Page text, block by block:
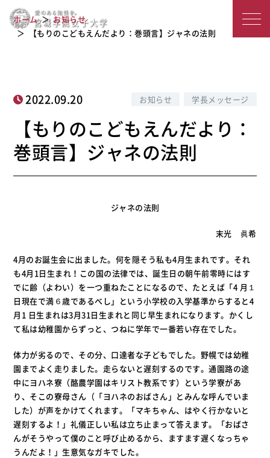
城
子
大
学
【もりのこどもえんだより：巻頭言】
ジャネの法則
ホーム
お知らせ
【もりのこどもえんだより：巻頭言】ジャネの法則
2022.09.20 お知らせ 学長メッセージ
【もりのこどもえんだより：
巻頭言】ジャネの法則
ジャネの法則
末光 眞希
4月のお誕生会に出ました。何を隠そう私も4月生まれです。それ
も4月1日生まれ！この国の法律では、誕生日の朝午前零時にはす
でに齢（よわい）を一つ重ねたことになるので、たとえば「4 月１
日現在で満６歳であるべし」という小学校の入学基準からすると4
月1 日生まれは3月31日生まれと同じ早生まれになります。かくし
て私は幼稚園からずっと、つねに学年で一番若い存在でした。
体力が劣るので、その分、口達者な子どもでした。野幌では幼稚
園までよく走りました。走らないと遅刻するのです。通園路の途
中にヨハネ寮（酪農学園はキリスト教系です）という学寮があ
り、そこの寮母さん（「ヨハネのおばさん」とみんな呼んでいま
した）が声をかけてくれます。「マキちゃん、はやく行かないと
遅刻するよ！」礼儀正しい私は立ち止まって答えます。「おばさ
んがそうやって僕のこと呼び止めるから、ますます遅くなっちゃ
うんだよ！」生意気なガキでした。